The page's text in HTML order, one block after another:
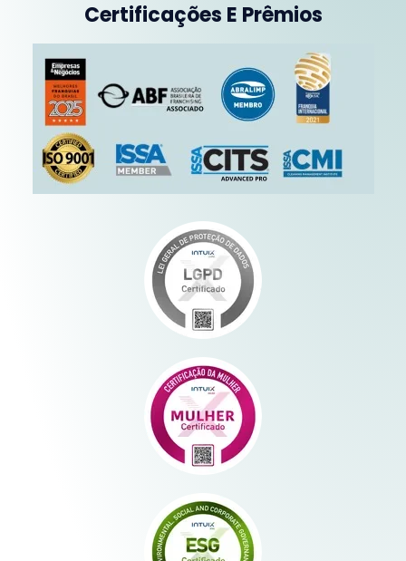
Certificações E Prêmios